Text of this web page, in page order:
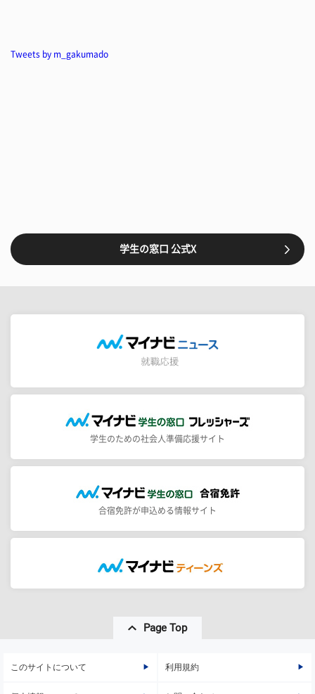
Tweets by m_gakumado
学生の窓口 公式X
学生のための社会人準備応援サイト
合宿免許が申込める情報サイト
Page Top
このサイトについて 利用規約